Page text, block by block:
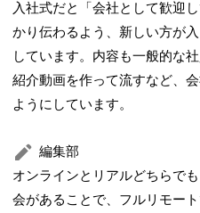
入社式だと「会社として歓迎
かり伝わるよう、新しい方が
しています。内容も一般的な
紹介動画を作って流すなど、
ようにしています。
編集部
オンラインとリアルどちらで
会があることで、フルリモー